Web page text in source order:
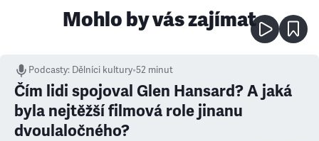
Mohlo by vás zajímat
Podcasty: Dělníci kultury•52 minut
Čím lidi spojoval Glen Hansard? A jaká
byla nejtěžší filmová role jinanu
dvoulaločného?